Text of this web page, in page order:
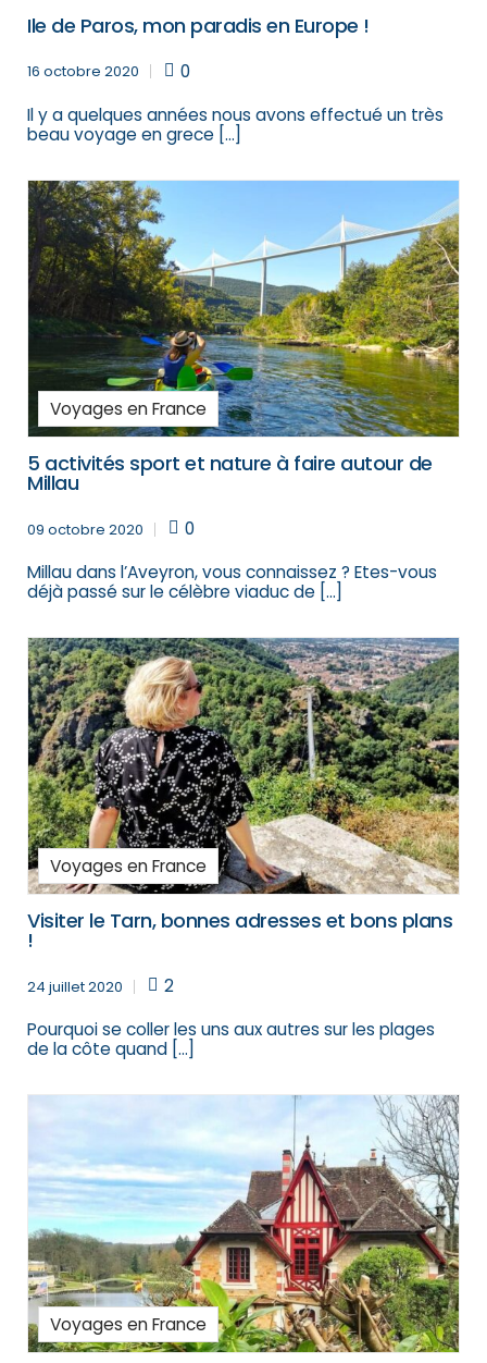
Ile de Paros, mon paradis en Europe !
16 octobre 2020
0
Il y a quelques années nous avons effectué un très
beau voyage en grece […]
Voyages en France
5 activités sport et nature à faire autour de
Millau
09 octobre 2020
0
Millau dans l’Aveyron, vous connaissez ? Etes-vous
déjà passé sur le célèbre viaduc de […]
Voyages en France
Visiter le Tarn, bonnes adresses et bons plans
!
24 juillet 2020
2
Pourquoi se coller les uns aux autres sur les plages
de la côte quand […]
Voyages en France